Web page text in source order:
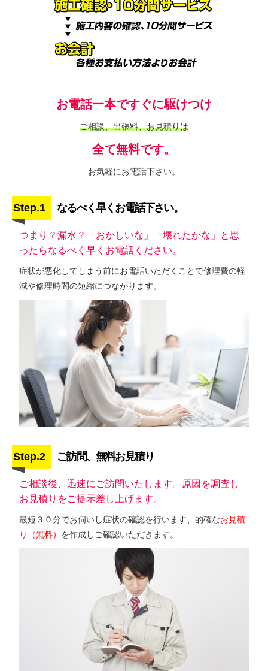
お電話一本ですぐに駆けつけ
ご相談、出張料、お見積りは
全て無料です。
お気軽にお電話下さい。
Step.1 なるべく早くお電話下さい。
つまり？漏水？「おかしいな」「壊れたかな」と思
ったらなるべく早くお電話ください。
症状が悪化してしまう前にお電話いただくことで修理費の軽
減や修理時間の短縮につながります。
Step.2 ご訪問、無料お見積り
ご相談後、迅速にご訪問いたします。原因を調査し
お見積りをご提示差し上げます。
最短３０分でお伺いし症状の確認を行います、的確なお見積
り（無料） を作成しご確認いただきます。